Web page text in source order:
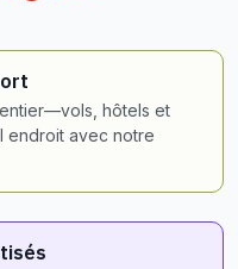
hôtels et
avec notre